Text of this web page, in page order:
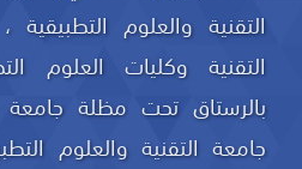
التقنية والعلوم
التقنية وكليات العلوم
بالرستاق تحت مظلة
جامعة التقنية والعلوم